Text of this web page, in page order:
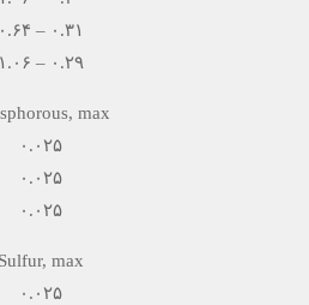
۰.۳۱ – ۰.۶۴
۰.۲۹ – ۱.۰۶
max
۰.۰۲۵
۰.۰۲۵
۰.۰۲۵
Sulfur, max
۰.۰۲۵